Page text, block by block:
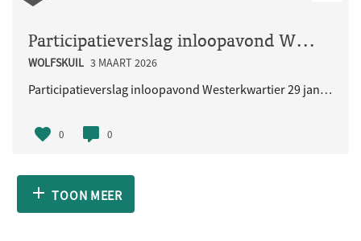
Participatieverslag inloopavond Westerkwartier 29 januari 2026
WOLFSKUIL 3 MAART 2026
Participatieverslag inloopavond Westerkwartier 29 januari 2026
0 0
TOON MEER